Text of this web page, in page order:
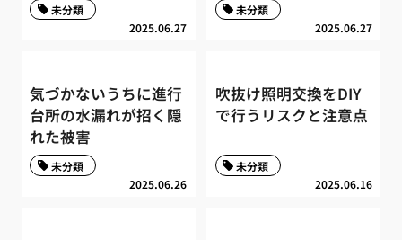
2025.06.27
未分類
2025.06.27
未分類
気づかないうちに進行
台所の水漏れが招く隠
れた被害
2025.06.26
未分類
吹抜け照明交換をDIY
で行うリスクと注意点
2025.06.16
未分類